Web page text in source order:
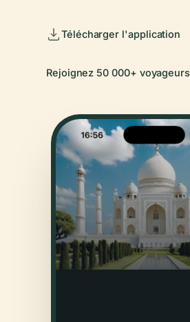
Télécharger l'application
Rejoignez 50 000+ voyageurs